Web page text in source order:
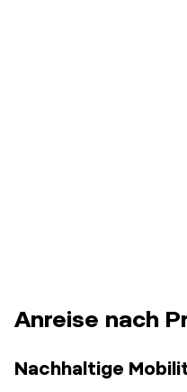
Anreise nach
Nachhaltige